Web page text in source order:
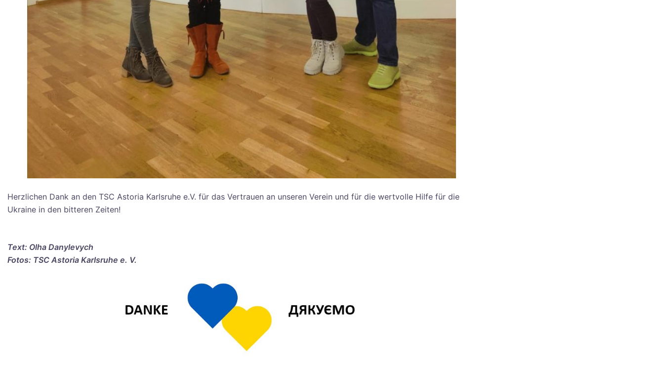
Herzlichen Dank an den TSC Astoria Karlsruhe e.V. für das Vertrauen an unseren Verein und für die wertvolle Hilfe für die
Ukraine in den bitteren Zeiten!
Text: Olha Danylevych
Fotos: TSC Astoria Karlsruhe e. V.